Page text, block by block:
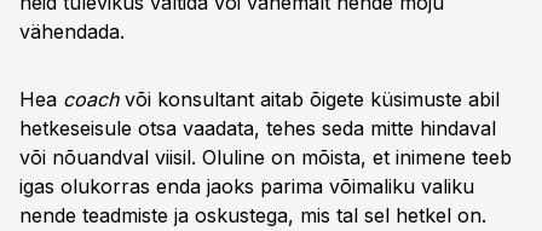
vähendada.
Hea coach või konsultant aitab õigete küsimuste abil
hetkeseisule otsa vaadata, tehes seda mitte hindaval
või nõuandval viisil. Oluline on mõista, et inimene teeb
igas olukorras enda jaoks parima võimaliku valiku
nende teadmiste ja oskustega, mis tal sel hetkel on.